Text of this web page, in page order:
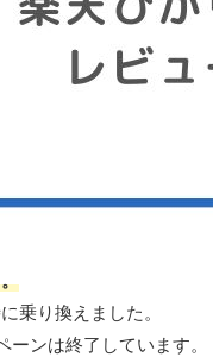
乗り換えました。
ンは終了しています。